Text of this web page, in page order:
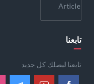
تابعنا
تابعنا ليصلك كل جديد